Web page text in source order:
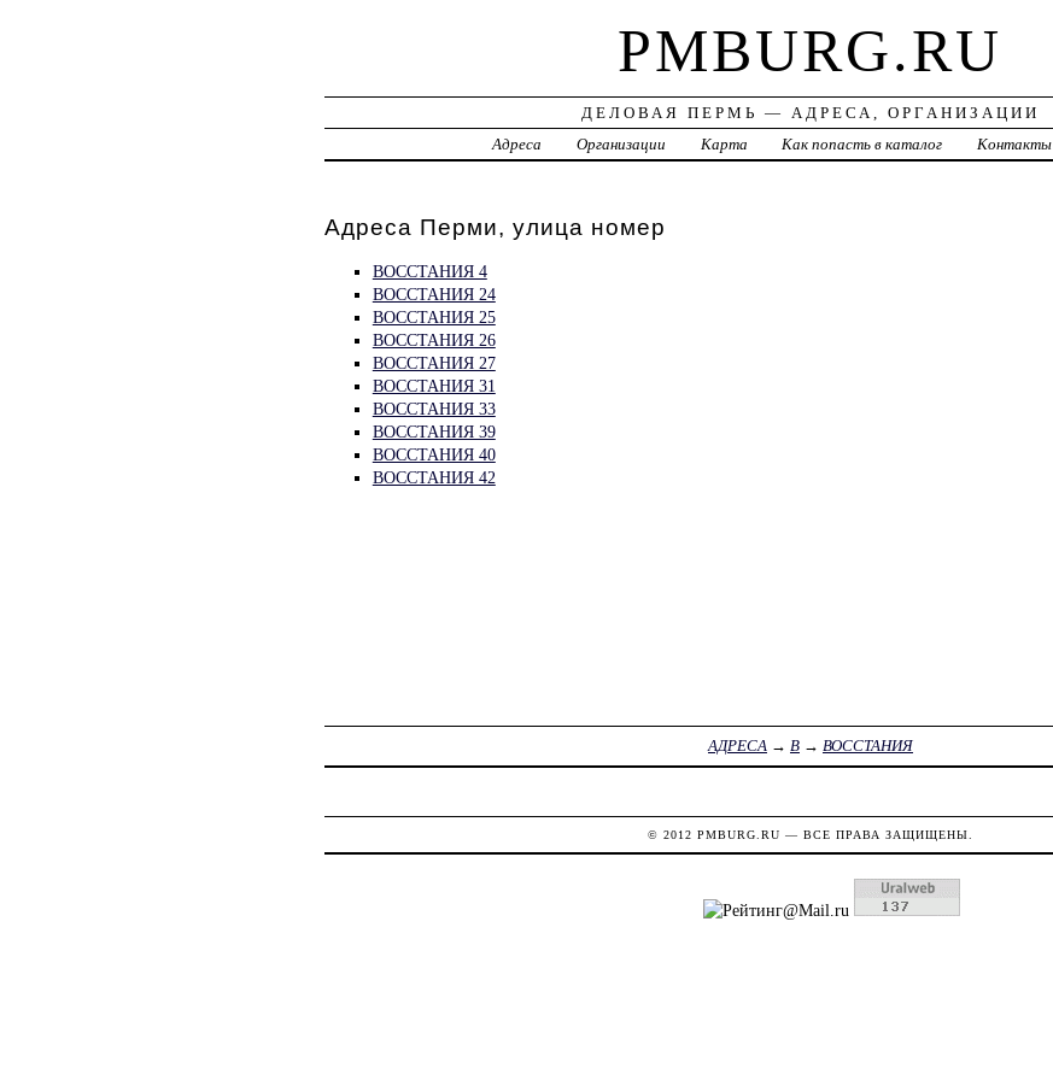
PMBURG.RU
ДЕЛОВАЯ ПЕРМЬ — АДРЕСА, ОРГАНИЗАЦИИ
Адреса
Организации Карта Как попасть в каталог Контакты
Адреса Перми, улица номер
ВОССТАНИЯ 4
ВОССТАНИЯ 24
ВОССТАНИЯ 25
ВОССТАНИЯ 26
ВОССТАНИЯ 27
ВОССТАНИЯ 31
ВОССТАНИЯ 33
ВОССТАНИЯ 39
ВОССТАНИЯ 40
ВОССТАНИЯ 42
АДРЕСА→ В→ ВОССТАНИЯ
© 2012 PMBURG.RU — ВСЕ ПРАВА ЗАЩИЩЕНЫ.